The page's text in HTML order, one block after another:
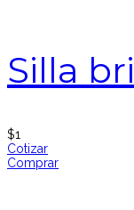
Silla
$1
Cotizar
Comprar